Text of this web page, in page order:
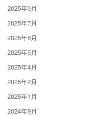
2025年9月
2025年7月
2025年6月
2025年5月
2025年4月
2025年2月
2025年1月
2024年9月